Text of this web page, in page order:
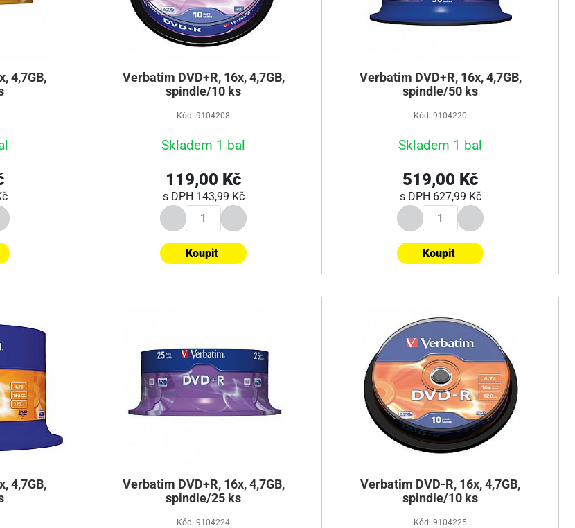
4,7GB,
Verbatim DVD+R, 16x, 4,7GB,
spindle/10 ks
Kód: 9104208
Skladem 1 bal
119,00 Kč
s DPH 143,99 Kč
Koupit
Verbatim DVD+R, 16x, 4,7GB,
spindle/50 ks
Kód: 9104220
Skladem 1 bal
519,00 Kč
s DPH 627,99 Kč
Koupit
4,7GB,
Verbatim DVD+R, 16x, 4,7GB,
spindle/25 ks
Kód: 9104224
Verbatim DVD-R, 16x, 4,7GB,
spindle/10 ks
Kód: 9104225